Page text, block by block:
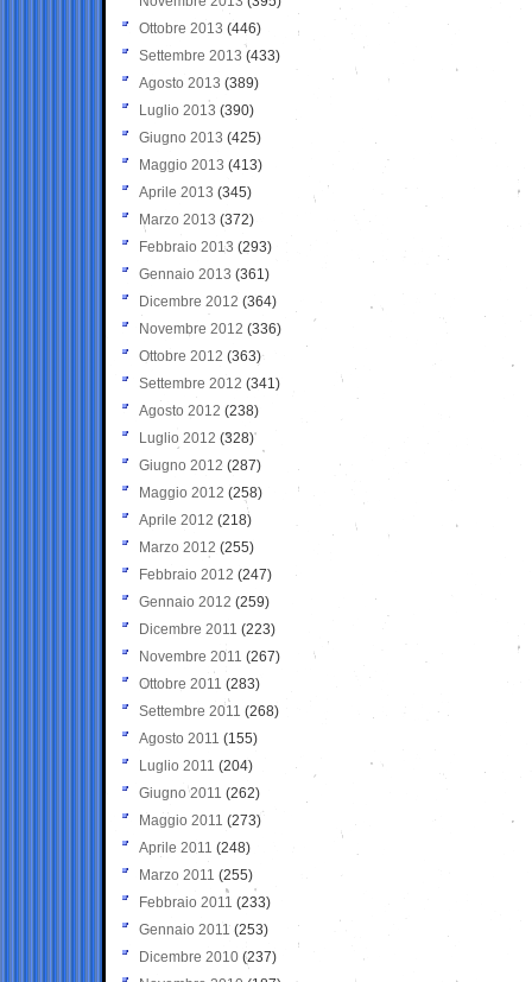
Ottobre 2013 (446)
Settembre 2013 (433)
Agosto 2013 (389)
Luglio 2013 (390)
Giugno 2013 (425)
Maggio 2013 (413)
Aprile 2013 (345)
Marzo 2013 (372)
Febbraio 2013 (293)
Gennaio 2013 (361)
Dicembre 2012 (364)
Novembre 2012 (336)
Ottobre 2012 (363)
Settembre 2012 (341)
Agosto 2012 (238)
Luglio 2012 (328)
Giugno 2012 (287)
Maggio 2012 (258)
Aprile 2012 (218)
Marzo 2012 (255)
Febbraio 2012 (247)
Gennaio 2012 (259)
Dicembre 2011 (223)
Novembre 2011 (267)
Ottobre 2011 (283)
Settembre 2011 (268)
Agosto 2011 (155)
Luglio 2011 (204)
Giugno 2011 (262)
Maggio 2011 (273)
Aprile 2011 (248)
Marzo 2011 (255)
Febbraio 2011 (233)
Gennaio 2011 (253)
Dicembre 2010 (237)